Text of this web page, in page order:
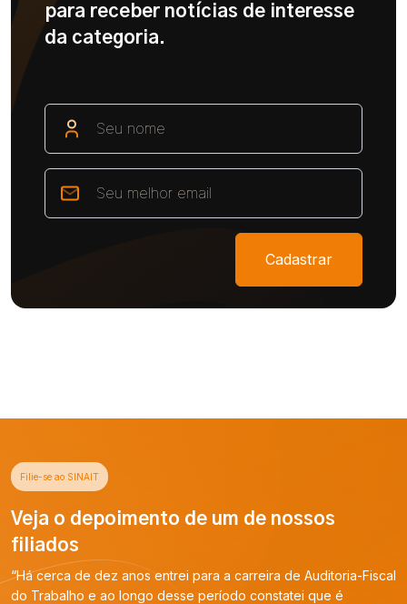
para receber notícias de interesse
da categoria.
Cadastrar
Filie-se ao SINAIT
Veja o depoimento de um de nossos
filiados
“Há cerca de dez anos entrei para a carreira de Auditoria-Fiscal
do Trabalho e ao longo desse período constatei que é